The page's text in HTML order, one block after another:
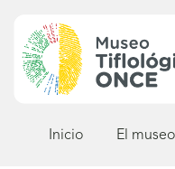
Inicio El museo